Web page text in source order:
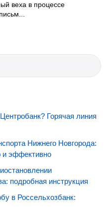
веха в процессе
Горячая линия
Нижнего Новгорода:
и эффективно
подробная инструкция
в Россельхозбанк: